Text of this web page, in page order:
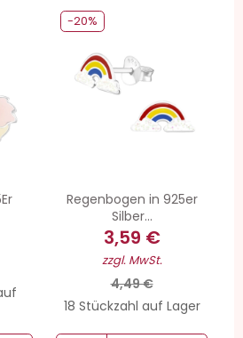
Regenbogen in 925er
Silber...
3,59 €
zzgl. MwSt.
4,49 €
18 Stückzahl auf Lager
-20%